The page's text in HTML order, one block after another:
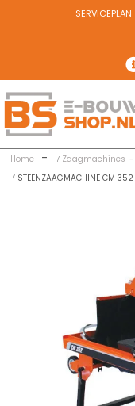
SERVICEPLAN
Home Zaagmachines
STEENZAAGMACHINE CM